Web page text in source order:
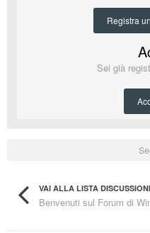
Registra
Sei già
VAI ALLA LISTA DISCUSSIONI